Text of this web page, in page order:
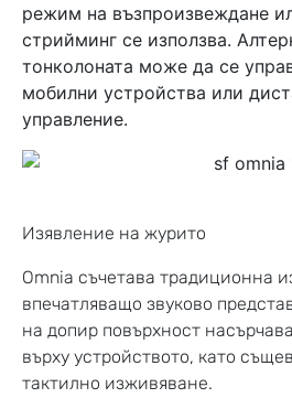
режим на възпроизвеждане
стрийминг се използва.
тонколоната може да се
мобилни устройства или
управление.
Изявление на журито
Omnia съчетава традиционна
впечатляващо звуково
на допир повърхност
върху устройството, като
тактилно изживяване.